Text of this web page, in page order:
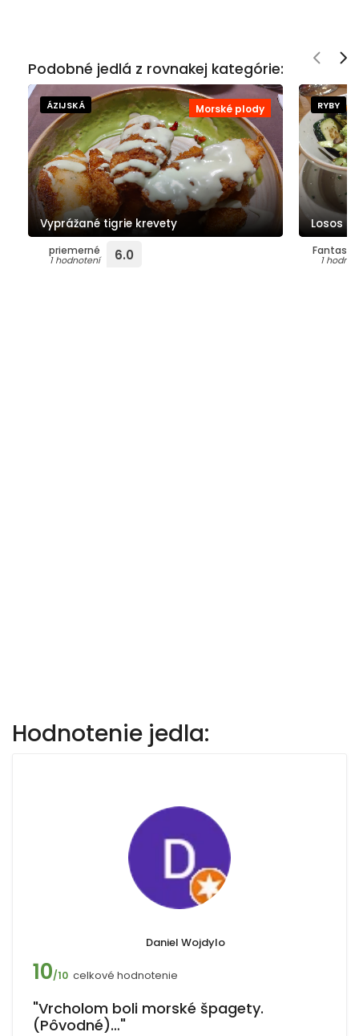
Podobné jedlá z rovnakej kategórie:
Morské plody
ÁZIJSKÁ
Vyprážané tigrie krevety
priemerné
1 hodnotení 6.0
RYBY
Losos s
1
Hodnotenie jedla:
Daniel Wojdylo
10/10 celkové hodnotenie
"Vrcholom boli morské špagety.
(Pôvodné)…"